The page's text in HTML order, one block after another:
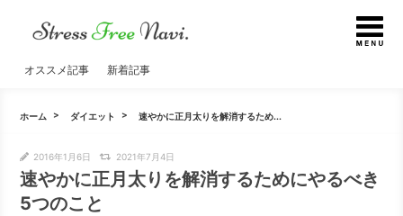
オススメ記事 新着記事
ホーム ダイエット 速やかに正月太りを解消するため...
2016年1月6日 2021年7月4日
速やかに正月太りを解消するためにやるべき
5つのこと